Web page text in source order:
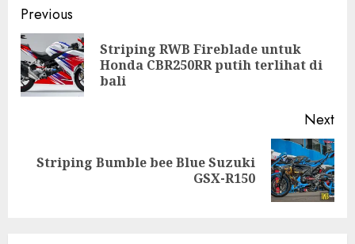
Post
navigation
Previous
Striping RWB Fireblade untuk
Honda CBR250RR putih terlihat di
bali
Next
Next
Striping Bumble bee Blue Suzuki
GSX-R150